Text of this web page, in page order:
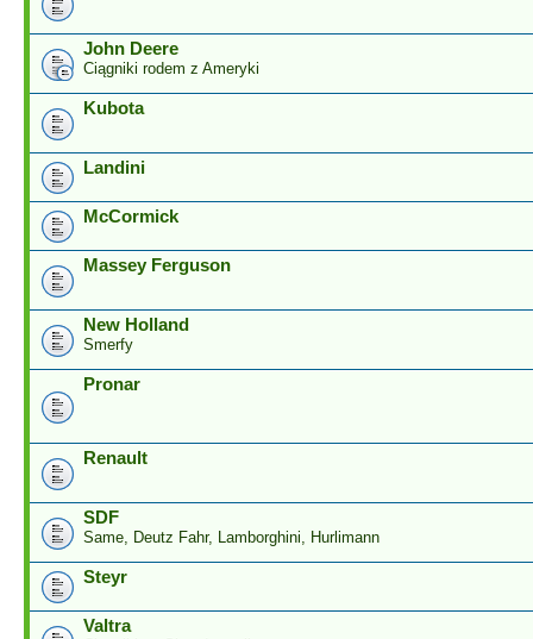
John Deere
Ciągniki rodem z Ameryki
Kubota
Landini
McCormick
Massey Ferguson
New Holland
Smerfy
Pronar
Renault
SDF
Same, Deutz Fahr, Lamborghini, Hurlimann
Steyr
Valtra